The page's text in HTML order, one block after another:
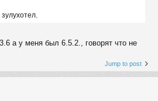
а у меня был 6.5.2., говорят что не
Jump to post